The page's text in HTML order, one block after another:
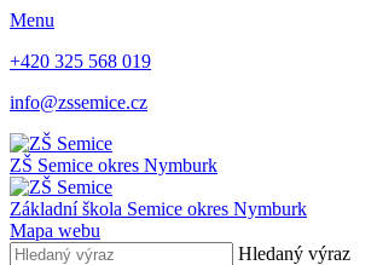
Menu
+420 325 568 019
info@zssemice.cz
ZŠ Semice okres Nymburk
Základní škola Semice okres Nymburk
Mapa webu
Hledaný výraz